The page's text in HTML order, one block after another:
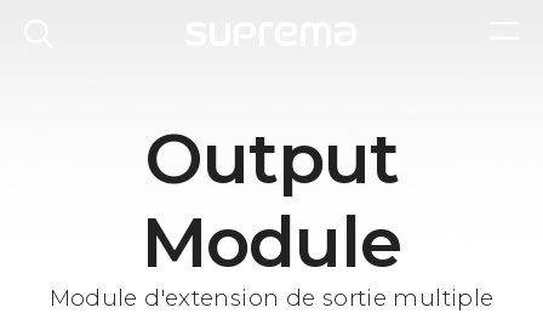
Output
Module
Module d'extension de sortie multiple